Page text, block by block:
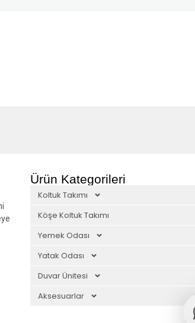
Ürün Kategorileri
Koltuk Takımı
Köşe Koltuk Takımı
Yemek Odası
Yatak Odası
Duvar Ünitesi
Aksesuarlar